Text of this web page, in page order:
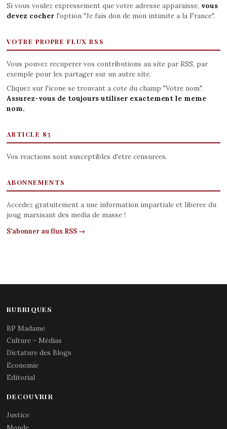
Si vous voulez expressement que votre adresse apparaisse, vous
devez cocherl'option "Je fais don de mon intimite a la France".
VOTRE PROPRE FLUX RSS
Vous pouvez recuperer vos contributions au site par RSS, par
exemple pour les partager sur un autre site.
Cliquez sur l'icone se trouvant a cote du champ "Votre nom".
Assurez-vous de toujours utiliser exactement le meme
nom.
ARTICLE 85
Vos reactions sont susceptibles d'etre censurees.
ABONNEMENTS
Accedez gratuitement a une information impartiale et liberee du
joug marxisant des media de masse !
S'abonner au flux RSS →
RUBRIQUES
BP Madame
Culture - Médias
Dictature des Blogs
Economie
Editorial
DECOUVRIR
Justice